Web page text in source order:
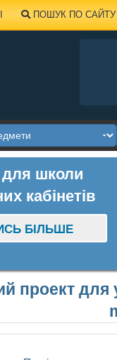
ПОШУК ПО САЙТУ
школи
кабінетів
БІЛЬШЕ
проект для